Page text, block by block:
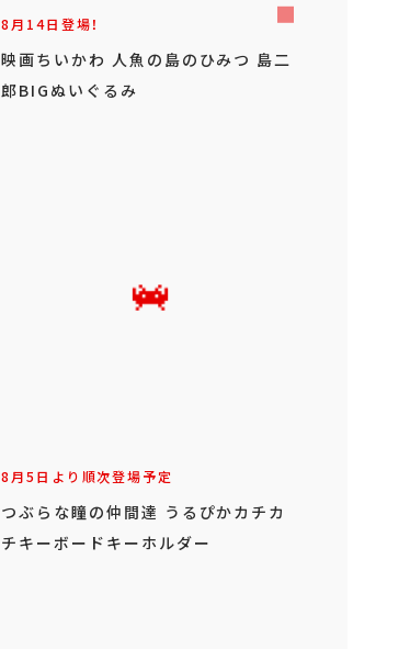
8月14日登場！
映画ちいかわ 人魚の島のひみつ 島二
郎BIGぬいぐるみ
8月5日より順次登場予定
つぶらな瞳の仲間達 うるぴかカチカ
チキーボードキーホルダー